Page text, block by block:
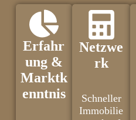
Erfahr
ung &
Marktk
enntnis
Netzwe
rk
Schneller
Immobilie